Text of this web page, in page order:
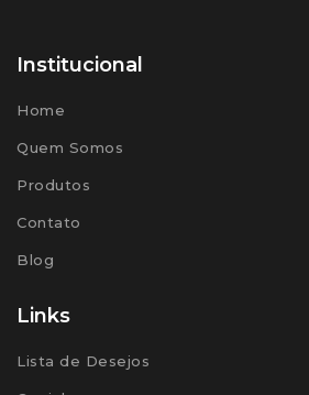
Institucional
Home
Quem Somos
Produtos
Contato
Blog
Links
Lista de Desejos